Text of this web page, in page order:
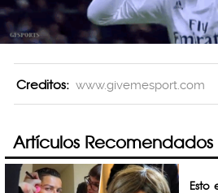
Creditos: www.givemesport.com
Artículos Recomendados
Esto